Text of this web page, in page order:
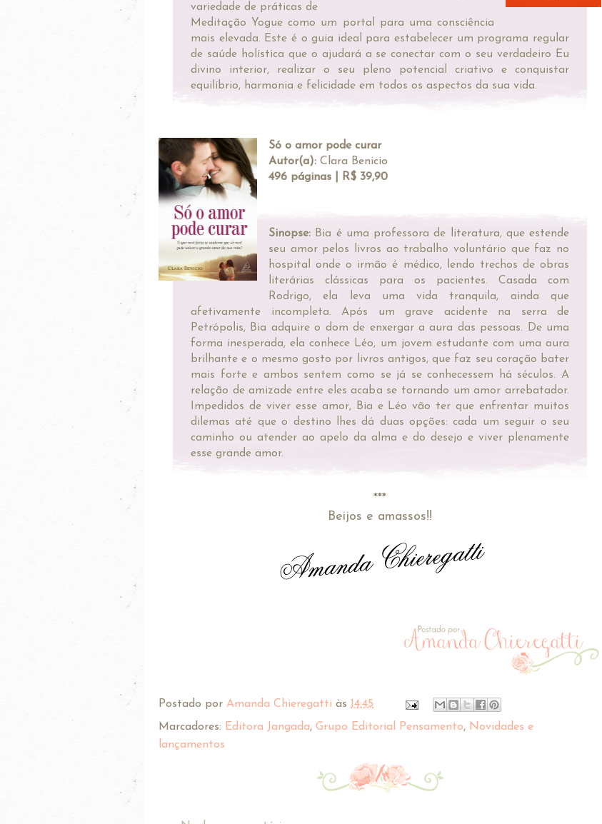
variedade de práticas de
Meditação Yogue como um portal para uma consciência
mais elevada. Este é o guia ideal para estabelecer um programa regular
de saúde holística que o ajudará a se conectar com o seu verdadeiro Eu
divino interior, realizar o seu pleno potencial criativo e conquistar
equilíbrio, harmonia e felicidade em todos os aspectos da sua vida.
Só o amor pode curar
Autor(a): Clara Benicio
496 páginas | R$ 39,90
Sinopse: Bia é uma professora de literatura, que estende
seu amor pelos livros ao trabalho voluntário que faz no
hospital onde o irmão é médico, lendo trechos de obras
literárias clássicas para os pacientes. Casada com
Rodrigo, ela leva uma vida tranquila, ainda que
afetivamente incompleta. Após um grave acidente na serra de
Petrópolis, Bia adquire o dom de enxergar a aura das pessoas. De uma
forma inesperada, ela conhece Léo, um jovem estudante com uma aura
brilhante e o mesmo gosto por livros antigos, que faz seu coração bater
mais forte e ambos sentem como se já se conhecessem há séculos. A
relação de amizade entre eles acaba se tornando um amor arrebatador.
Impedidos de viver esse amor, Bia e Léo vão ter que enfrentar muitos
dilemas até que o destino lhes dá duas opções: cada um seguir o seu
caminho ou atender ao apelo da alma e do desejo e viver plenamente
esse grande amor.
***
Beijos e amassos!!
Postado por Amanda Chieregatti às
14:45
Marcadores: Editora Jangada, Grupo Editorial Pensamento, Novidades e
lançamentos